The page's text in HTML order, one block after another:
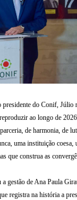
presidente do Conif, Júlio
ao longo de
de harmonia, de
uma instituição coesa,
que construa as
gestão de Ana Paula
registra na história a